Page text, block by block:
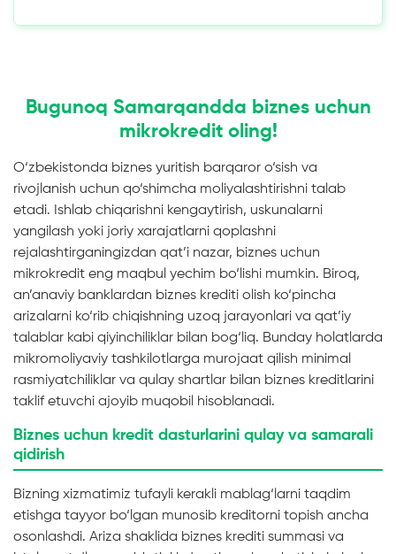
Bugunoq Samarqandda biznes uchun
mikrokredit oling!
O‘zbekistonda biznes yuritish barqaror o‘sish va
rivojlanish uchun qo‘shimcha moliyalashtirishni talab
etadi. Ishlab chiqarishni kengaytirish, uskunalarni
yangilash yoki joriy xarajatlarni qoplashni
rejalashtirganingizdan qat’i nazar, biznes uchun
mikrokredit eng maqbul yechim bo‘lishi mumkin. Biroq,
an’anaviy banklardan biznes krediti olish ko‘pincha
arizalarni ko‘rib chiqishning uzoq jarayonlari va qat’iy
talablar kabi qiyinchiliklar bilan bog‘liq. Bunday holatlarda
mikromoliyaviy tashkilotlarga murojaat qilish minimal
rasmiyatchiliklar va qulay shartlar bilan biznes kreditlarini
taklif etuvchi ajoyib muqobil hisoblanadi.
Biznes uchun kredit dasturlarini qulay va samarali
qidirish
Bizning xizmatimiz tufayli kerakli mablag‘larni taqdim
etishga tayyor bo‘lgan munosib kreditorni topish ancha
osonlashdi. Ariza shaklida biznes krediti summasi va